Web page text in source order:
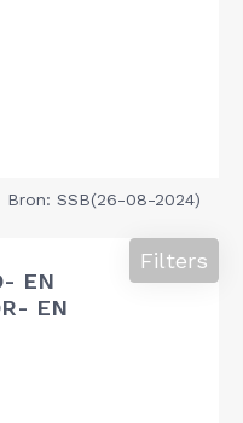
Bron: SSB(26-08-2024)
EN
EN
Filters